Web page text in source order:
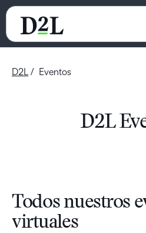
D2L Eventos
D2L
Todos nuestros
virtuales